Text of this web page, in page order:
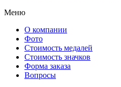
Меню
О компании
Фото
Стоимость медалей
Стоимость значков
Форма заказа
Вопросы